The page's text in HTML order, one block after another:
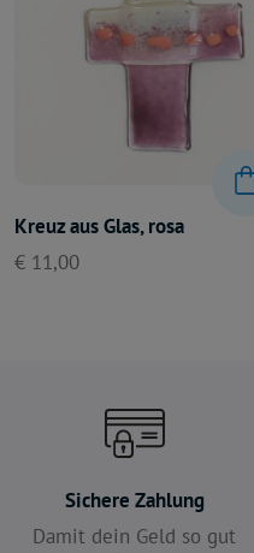
Kreuz aus Glas, rosa
€ 11,00
Sichere Zahlung
Damit dein Geld so gut